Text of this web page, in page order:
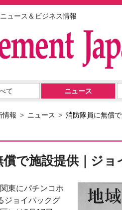
ュース＆ビジネス情報
て ニュース
情報 ニュース 消防隊員に無償
償で施設提供｜ジ
東にパチンコホ
ジョイパックグ